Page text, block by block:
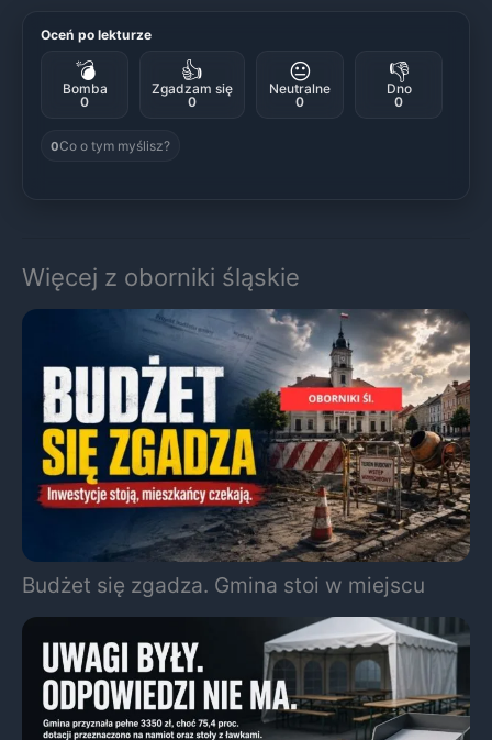
Oceń po lekturze
💣
Bomba
0
👍
Zgadzam się
0
😐
Neutralne
0
👎
Dno
0
0Co o tym myślisz?
Więcej z oborniki śląskie
Budżet się zgadza. Gmina stoi w miejscu